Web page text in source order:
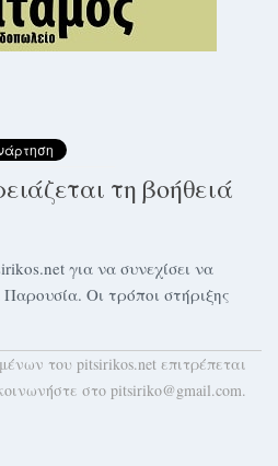
τη βοήθειά
για να συνεχίσει να
Οι τρόποι στήριξης
του pitsirikos.net επιτρέπεται
στο pitsiriko@gmail.com.